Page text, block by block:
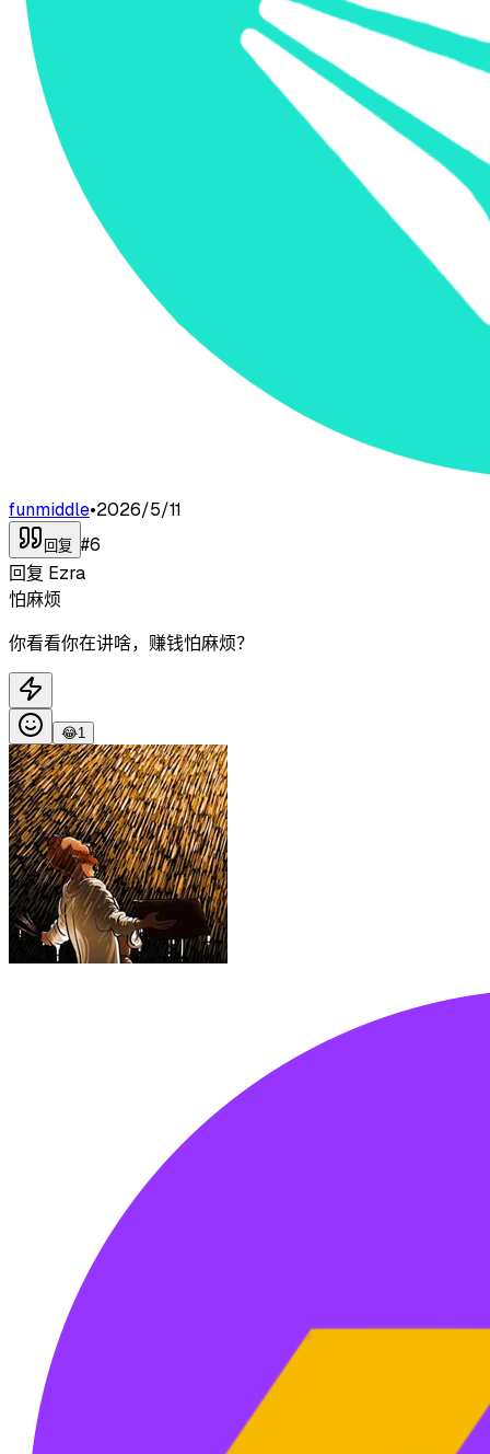
funmiddle•2026/5/11
回复 #6
回复 Ezra
怕麻烦
你看看你在讲啥，赚钱怕麻烦？
😂1